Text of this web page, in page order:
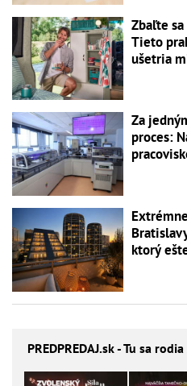
Zbaľte
Tieto
ušetria
Za
proces:
ktorý
PREDPREDAJ.sk - Tu sa